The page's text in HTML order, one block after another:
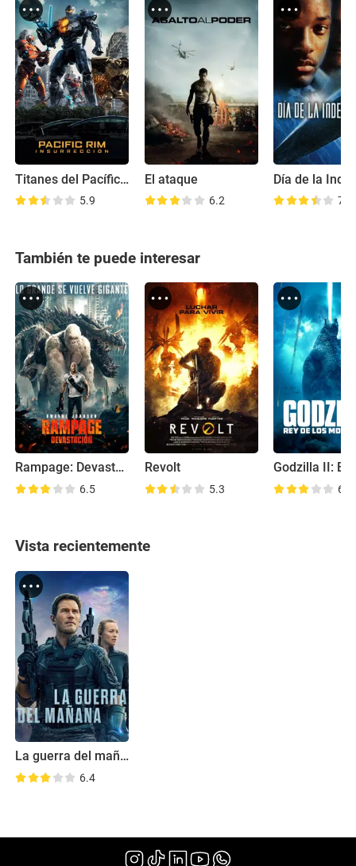
Titanes del Pacífico: La insurrección
5.9
El ataque
6.2 7.1
También te puede interesar
Rampage: Devastación
6.5
Revolt
5.3 6.7
Vista recientemente
La guerra del mañana
6.4
(2021)